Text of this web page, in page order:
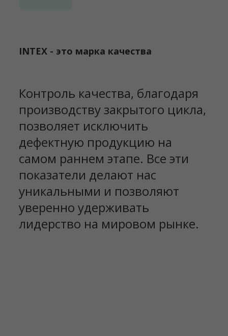
INTEX - это марка качества
Контроль качества, благодаря
производству закрытого цикла,
позволяет исключить
дефектную продукцию на
самом раннем этапе. Все эти
показатели делают нас
уникальными и позволяют
уверенно удерживать
лидерство на мировом рынке.